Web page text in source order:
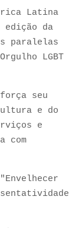
Latina
edição da
paralelas
LGBT
seu
e do
e
com